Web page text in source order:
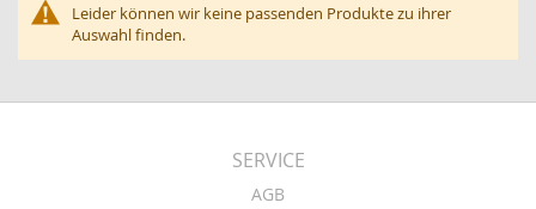
Leider können wir keine passenden Produkte zu ihrer
Auswahl finden.
SERVICE
AGB